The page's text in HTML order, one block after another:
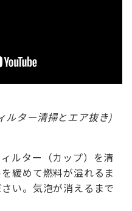
ルター清掃とエア抜き)
ルター（カップ）を清
緩めて燃料が溢れるま
い。気泡が消えるまで